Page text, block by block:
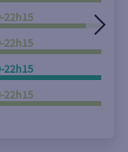
22h15
22h15
22h15
22h15